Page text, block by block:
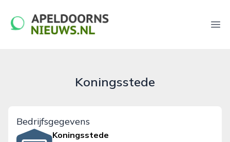
apeldoornsnieuws.nl
Koningsstede
Bedrijfsgegevens
Koningsstede